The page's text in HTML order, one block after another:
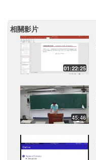
相關影片
01:22:25
45:46